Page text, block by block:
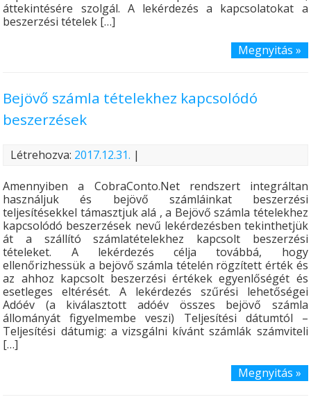
áttekintésére szolgál. A lekérdezés a kapcsolatokat a
beszerzési tételek […]
Megnyitás »
Bejövő számla tételekhez kapcsolódó
beszerzések
Létrehozva: 2017.12.31. |
Amennyiben a CobraConto.Net rendszert integráltan
használjuk és bejövő számláinkat beszerzési
teljesítésekkel támasztjuk alá , a Bejövő számla tételekhez
kapcsolódó beszerzések nevű lekérdezésben tekinthetjük
át a szállító számlatételekhez kapcsolt beszerzési
tételeket. A lekérdezés célja továbbá, hogy
ellenőrizhessük a bejövő számla tételén rögzített érték és
az ahhoz kapcsolt beszerzési értékek egyenlőségét és
esetleges eltérését. A lekérdezés szűrési lehetőségei
Adóév (a kiválasztott adóév összes bejövő számla
állományát figyelmembe veszi) Teljesítési dátumtól –
Teljesítési dátumig: a vizsgálni kívánt számlák számviteli
[…]
Megnyitás »